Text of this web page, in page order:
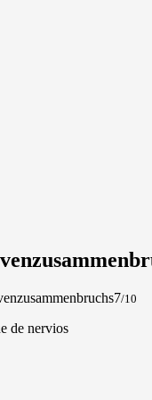
7/10
de nervios